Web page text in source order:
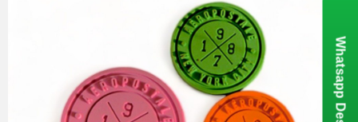
Whatsapp Destek